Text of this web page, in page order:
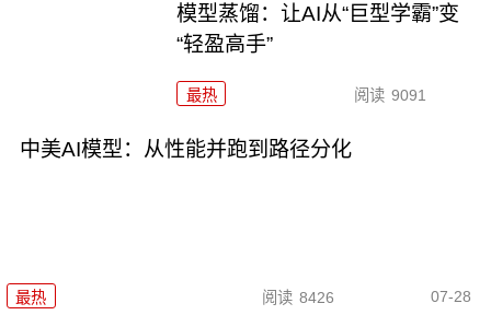
模型蒸馏：让AI从“巨型学霸”变
“轻盈高手”
最热 阅读 9091
中美AI模型：从性能并跑到路径分化
最热 阅读 8426 07-28